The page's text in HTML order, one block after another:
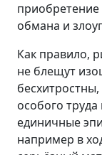
обмана и
Как правило,
не блещут
особого
единичные
например в